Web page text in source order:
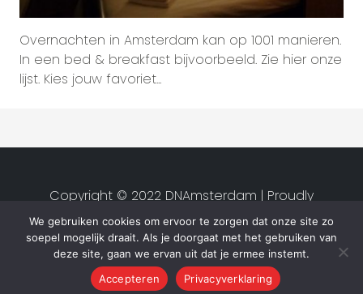
Overnachten in Amsterdam kan op 1001 manieren.
In een bed & breakfast bijvoorbeeld. Zie hier onze
lijst. Kies jouw favoriet...
We gebruiken cookies om ervoor te zorgen dat onze site zo
soepel mogelijk draait. Als je doorgaat met het gebruiken van
deze site, gaan we ervan uit dat je ermee instemt.
Accepteren
Privacyverklaring
Copyright © 2022 DNAmsterdam | Proudly
created byStudio van Zwet |
Privacyverklaring|Algemene
voorwaarden